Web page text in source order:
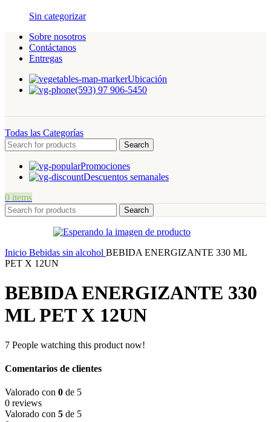
Sin categorizar
Sobre nosotros
Contáctanos
Entregas
Ubicación
(593) 97 906-5450
Todas las Categorías
Search
Promociones
Descuentos semanales
0 items
Search
Inicio Bebidas sin alcohol BEBIDA ENERGIZANTE 330 ML
PET X 12UN
BEBIDA ENERGIZANTE 330
ML PET X 12UN
7 People watching this product now!
Comentarios de clientes
Valorado con 0 de 5
0 reviews
Valorado con 5 de 5